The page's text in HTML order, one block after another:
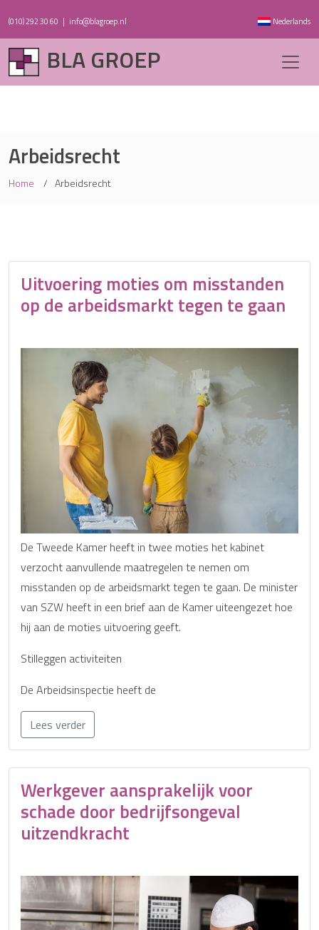
(010) 292 30 60 | info@blagroep.nl Nederlands
BLA GROEP
Arbeidsrecht
Home Arbeidsrecht
Uitvoering moties om misstanden
op de arbeidsmarkt tegen te gaan
De Tweede Kamer heeft in twee moties het kabinet
verzocht aanvullende maatregelen te nemen om
misstanden op de arbeidsmarkt tegen te gaan. De minister
van SZW heeft in een brief aan de Kamer uiteengezet hoe
hij aan de moties uitvoering geeft.
Stilleggen activiteiten
De Arbeidsinspectie heeft de
Lees verder
Werkgever aansprakelijk voor
schade door bedrijfsongeval
uitzendkracht